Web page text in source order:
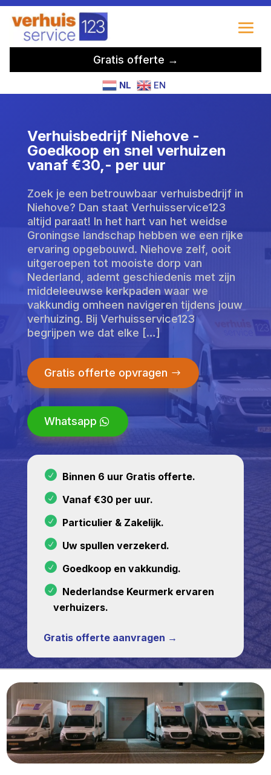
Gratis offerte →
NL EN
Verhuisbedrijf Niehove -
Goedkoop en snel verhuizen
vanaf €30,- per uur
Zoek je een betrouwbaar verhuisbedrijf in
Niehove? Dan staat Verhuisservice123
altijd paraat! In het hart van het weidse
Groningse landschap hebben we een rijke
ervaring opgebouwd. Niehove zelf, ooit
uitgeroepen tot mooiste dorp van
Nederland, ademt geschiedenis met zijn
middeleeuwse kerkpaden waar we
vakkundig omheen navigeren tijdens jouw
verhuizing. Bij Verhuisservice123
begrijpen we dat elke […]
Gratis offerte opvragen
Whatsapp
Binnen 6 uur Gratis offerte.
Vanaf €30 per uur.
Particulier & Zakelijk.
Uw spullen verzekerd.
Goedkoop en vakkundig.
Nederlandse Keurmerk ervaren
verhuizers.
Gratis offerte aanvragen →